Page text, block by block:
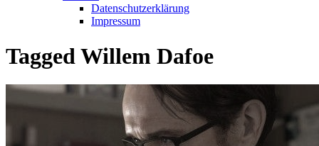
Datenschutzerklärung
Impressum
Tagged Willem Dafoe